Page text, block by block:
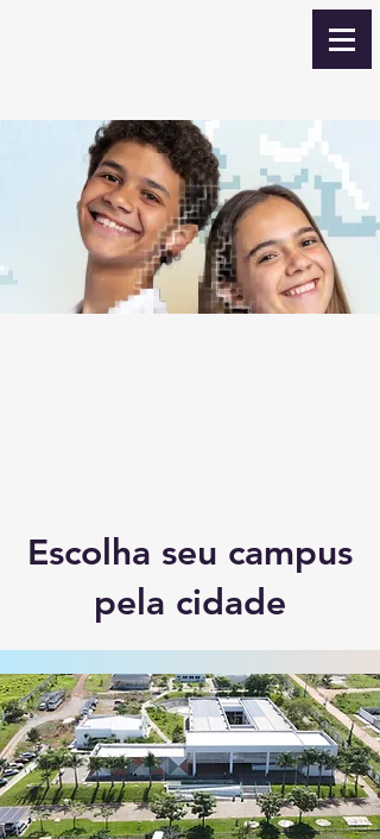
Escolha seu campus
pela cidade